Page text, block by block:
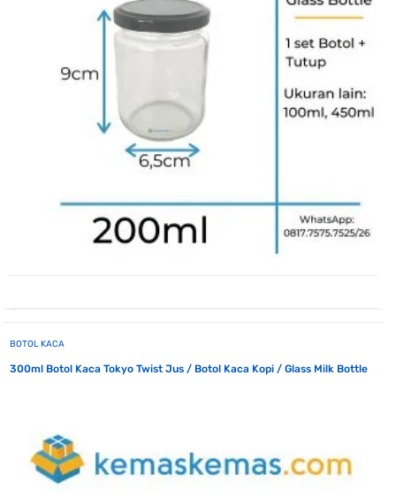
BOTOL KACA
300ml Botol Kaca Tokyo Twist Jus / Botol Kaca Kopi / Glass Milk Bottle